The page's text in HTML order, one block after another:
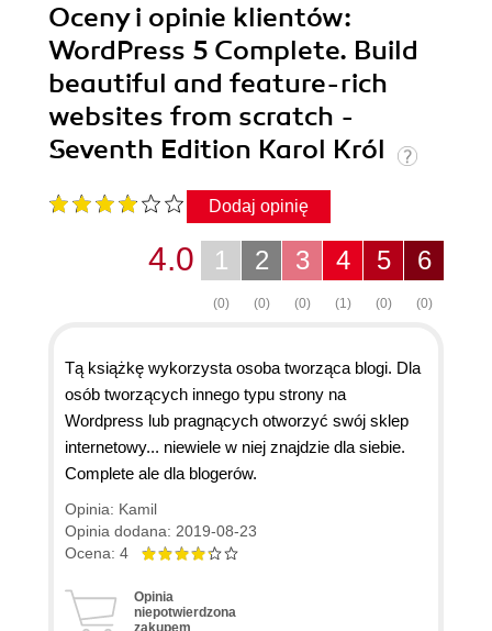
Oceny i opinie klientów:
WordPress 5 Complete. Build
beautiful and feature-rich
websites from scratch -
Seventh Edition Karol Król
Dodaj opinię
6
(0)
5
(0)
4
(1)
3
(0)
2
(0)
1
(0)
4.0
Tą książkę wykorzysta osoba tworząca blogi. Dla
osób tworzących innego typu strony na
Wordpress lub pragnących otworzyć swój sklep
internetowy... niewiele w niej znajdzie dla siebie.
Complete ale dla blogerów.
Opinia: Kamil
Opinia dodana: 2019-08-23
Ocena: 4
Opinia
niepotwierdzona